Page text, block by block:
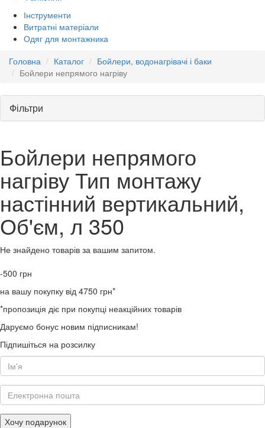
Інструменти
Витратні матеріали
Одяг для монтажника
Головна
Каталог
Бойлери, водонагрівачі і баки
Бойлери непрямого нагріву
Фільтри
Бойлери непрямого
нагріву Тип монтажу
настінний вертикальний,
Об'єм, л 350
Не знайдено товарів за вашим запитом.
-500 грн
на вашу покупку від 4750 грн*
*пропозиція діє при покупці неакційних товарів
Даруємо бонус новим підписникам!
Підпишіться на розсилку
Хочу подарунок